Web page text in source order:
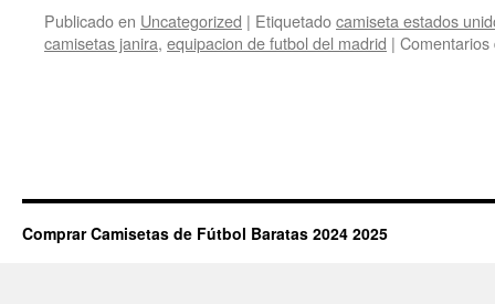
Publicado en Uncategorized | Etiquetadocamiseta estados
camisetas janira, equipacion de futbol del madrid |
Comprar Camisetas de Fútbol Baratas 2024 2025